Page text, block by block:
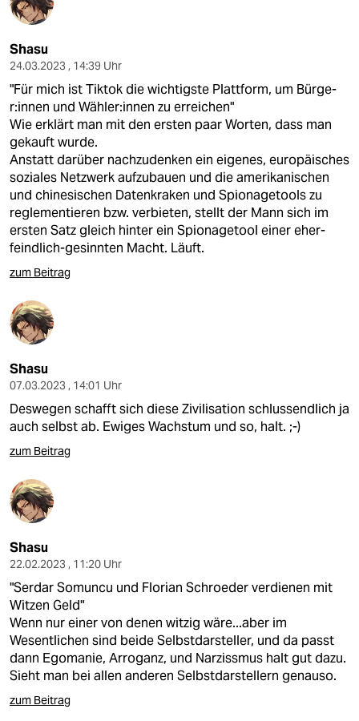
Shasu
24.03.2023 , 14:39 Uhr
"Für mich ist ­Tiktok die wichtigste Plattform, um Bür­ge­
r:in­nen und Wäh­le­r:in­nen zu erreichen"
Wie erklärt man mit den ersten paar Worten, dass man
gekauft wurde.
Anstatt darüber nachzudenken ein eigenes, europäisches
soziales Netzwerk aufzubauen und die amerikanischen
und chinesischen Datenkraken und Spionagetools zu
reglementieren bzw. verbieten, stellt der Mann sich im
ersten Satz gleich hinter ein Spionagetool einer eher-
feindlich-gesinnten Macht. Läuft.
zum Beitrag
Shasu
07.03.2023 , 14:01 Uhr
Deswegen schafft sich diese Zivilisation schlussendlich ja
auch selbst ab. Ewiges Wachstum und so, halt. ;-)
zum Beitrag
Shasu
22.02.2023 , 11:20 Uhr
"Serdar Somuncu und Florian Schroeder verdienen mit
Witzen Geld"
Wenn nur einer von denen witzig wäre...aber im
Wesentlichen sind beide Selbstdarsteller, und da passt
dann Egomanie, Arroganz, und Narzissmus halt gut dazu.
Sieht man bei allen anderen Selbstdarstellern genauso.
zum Beitrag